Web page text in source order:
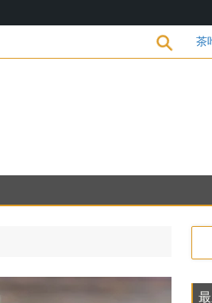
17，明代茶饮的变革 茶